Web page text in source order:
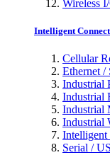
Wireless
Intelligent
Cellular
Ethernet /
Industrial
Industrial
Industrial
Industrial
Intelligent
Serial /